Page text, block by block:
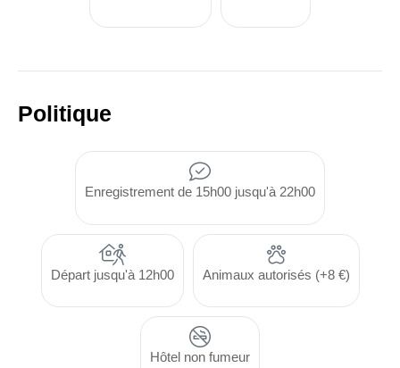
Politique
Enregistrement de 15h00 jusqu'à 22h00
Départ jusqu'à 12h00 Animaux autorisés (+8 €)
Hôtel non fumeur